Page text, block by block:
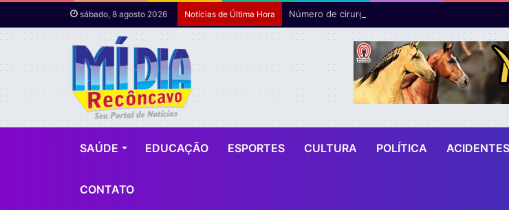
sábado, 8 agosto 2026 Notícias de Última Hora Número de cirurgias plásticas mamárias realizadas
SAÚDE EDUCAÇÃO ESPORTES CULTURA POLÍTICA ACIDENTES
CONTATO